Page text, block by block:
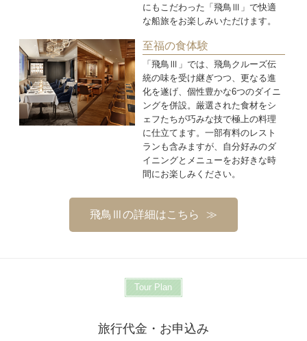
にもこだわった「飛鳥Ⅲ」で快適
な船旅をお楽しみいただけます。
至福の食体験
「飛鳥Ⅲ」では、飛鳥クルーズ伝
統の味を受け継ぎつつ、更なる進
化を遂げ、個性豊かな6つのダイニ
ングを併設。厳選された食材をシ
ェフたちが巧みな技で極上の料理
に仕立てます。一部有料のレスト
ランも含みますが、自分好みのダ
イニングとメニューをお好きな時
間にお楽しみください。
飛鳥Ⅲの詳細はこちら
Tour Plan
旅行代金・お申込み